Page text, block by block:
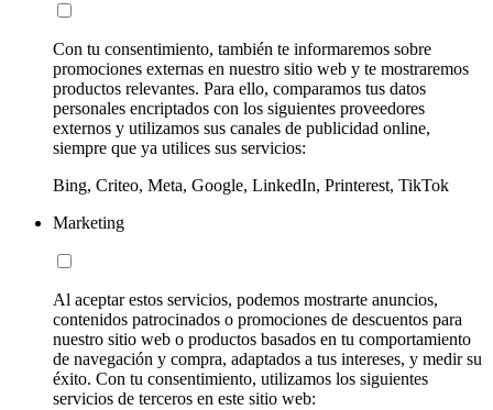
Con tu consentimiento, también te informaremos sobre
promociones externas en nuestro sitio web y te mostraremos
productos relevantes. Para ello, comparamos tus datos
personales encriptados con los siguientes proveedores
externos y utilizamos sus canales de publicidad online,
siempre que ya utilices sus servicios:
Bing, Criteo, Meta, Google, LinkedIn, Printerest, TikTok
Marketing
Al aceptar estos servicios, podemos mostrarte anuncios,
contenidos patrocinados o promociones de descuentos para
nuestro sitio web o productos basados en tu comportamiento
de navegación y compra, adaptados a tus intereses, y medir su
éxito. Con tu consentimiento, utilizamos los siguientes
servicios de terceros en este sitio web: